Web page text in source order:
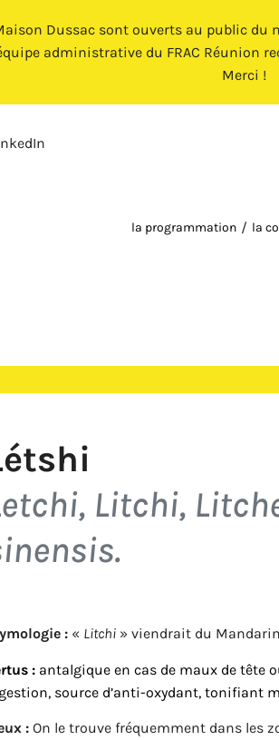
Dussac sont ouverts au public du
administrative du FRAC Réunion
Merci !
la programmation la
Litchi,
.
: « Litchi » viendrait du
: antalgique en cas de maux de tête
source d’anti-oxydant, tonifiant
: On le trouve fréquemment dans les